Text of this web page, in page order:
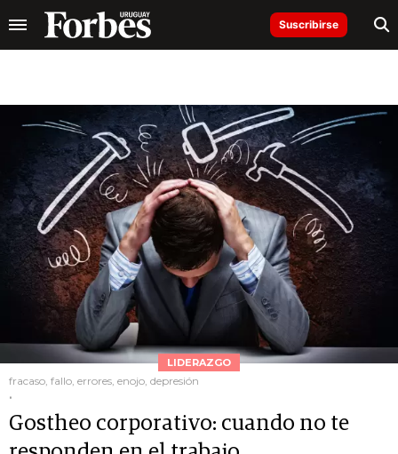
Suscribirse
LIDERAZGO
fracaso, fallo, errores, enojo, depresión
.
Gostheo corporativo: cuando no te